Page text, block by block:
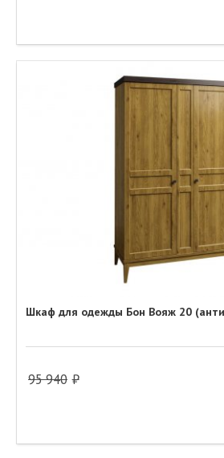
Шкаф для одежды Бон Вояж 20
95 940